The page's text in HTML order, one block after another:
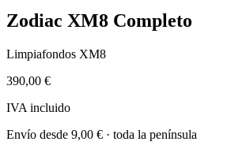
Zodiac XM8 Completo
Limpiafondos XM8
390,00 €
IVA incluido
Envío desde 9,00 € · toda la península